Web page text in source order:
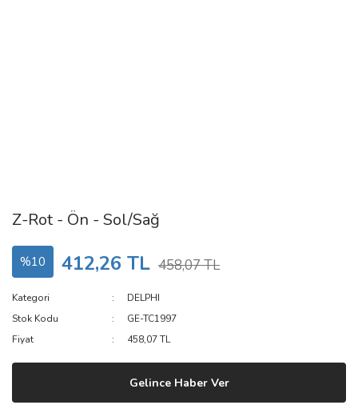
Z-Rot - Ön - Sol/Sağ
%10 412,26 TL 458,07 TL
Kategori
DELPHI
Stok Kodu
GE-TC1997
Fiyat
458,07 TL
Gelince Haber Ver